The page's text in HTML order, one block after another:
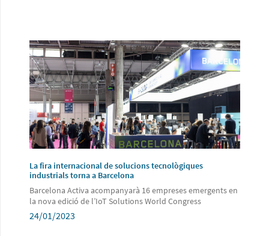
La fira internacional de solucions tecnològiques
industrials torna a Barcelona
Barcelona Activa acompanyarà 16 empreses emergents en
la nova edició de l’IoT Solutions World Congress
24/01/2023